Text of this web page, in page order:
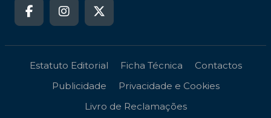
Estatuto Editorial Ficha Técnica
Contactos
Publicidade
Privacidade e Cookies
Livro de Reclamações